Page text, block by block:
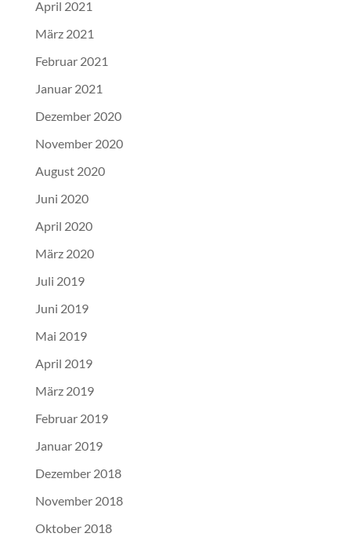
April 2021
März 2021
Februar 2021
Januar 2021
Dezember 2020
November 2020
August 2020
Juni 2020
April 2020
März 2020
Juli 2019
Juni 2019
Mai 2019
April 2019
März 2019
Februar 2019
Januar 2019
Dezember 2018
November 2018
Oktober 2018